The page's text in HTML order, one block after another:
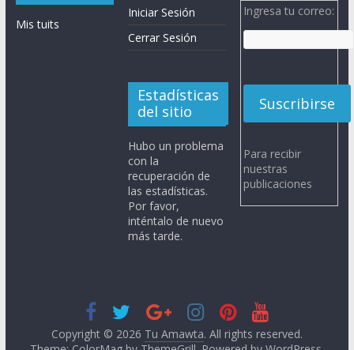
Mis tuits
Iniciar Sesión
Cerrar Sesión
Estadísticas
del sitio
Hubo un problema
con la
recuperación de
las estadísticas.
Por favor,
inténtalo de nuevo
más tarde.
Ingresa tu correo:
Para recibir
nuestras
publicaciones
Copyright © 2026 Tu Amawta. All rights reserved.